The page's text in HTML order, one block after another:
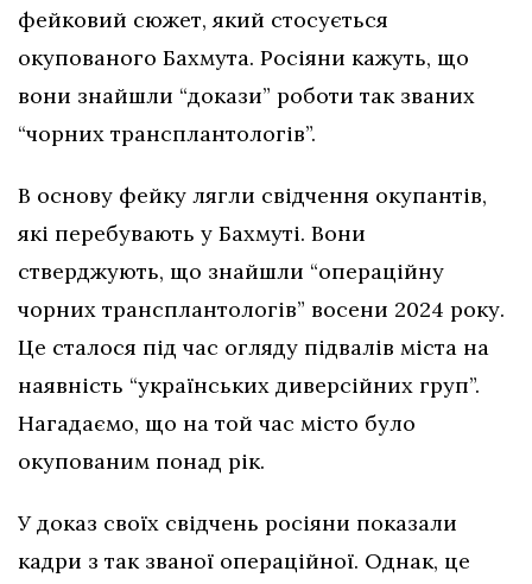
фейковий сюжет, який стосується
окупованого Бахмута. Росіяни кажуть, що
вони знайшли “докази” роботи так званих
“чорних трансплантологів”.
В основу фейку лягли свідчення окупантів,
які перебувають у Бахмуті. Вони
стверджують, що знайшли “операційну
чорних трансплантологів” восени 2024 року.
Це сталося під час огляду підвалів міста на
наявність “українських диверсійних груп”.
Нагадаємо, що на той час місто було
окупованим понад рік.
У доказ своїх свідчень росіяни показали
кадри з так званої операційної. Однак, це